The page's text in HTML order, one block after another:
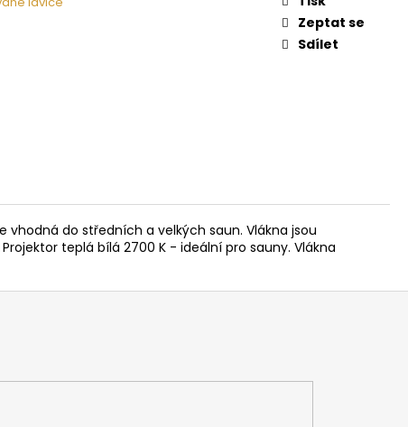
Zeptat se
Sdílet
vhodná do středních a velkých saun. Vlákna jsou
teplá bílá 2700 K - ideální pro sauny. Vlákna
NA DŘEVO HARVIA